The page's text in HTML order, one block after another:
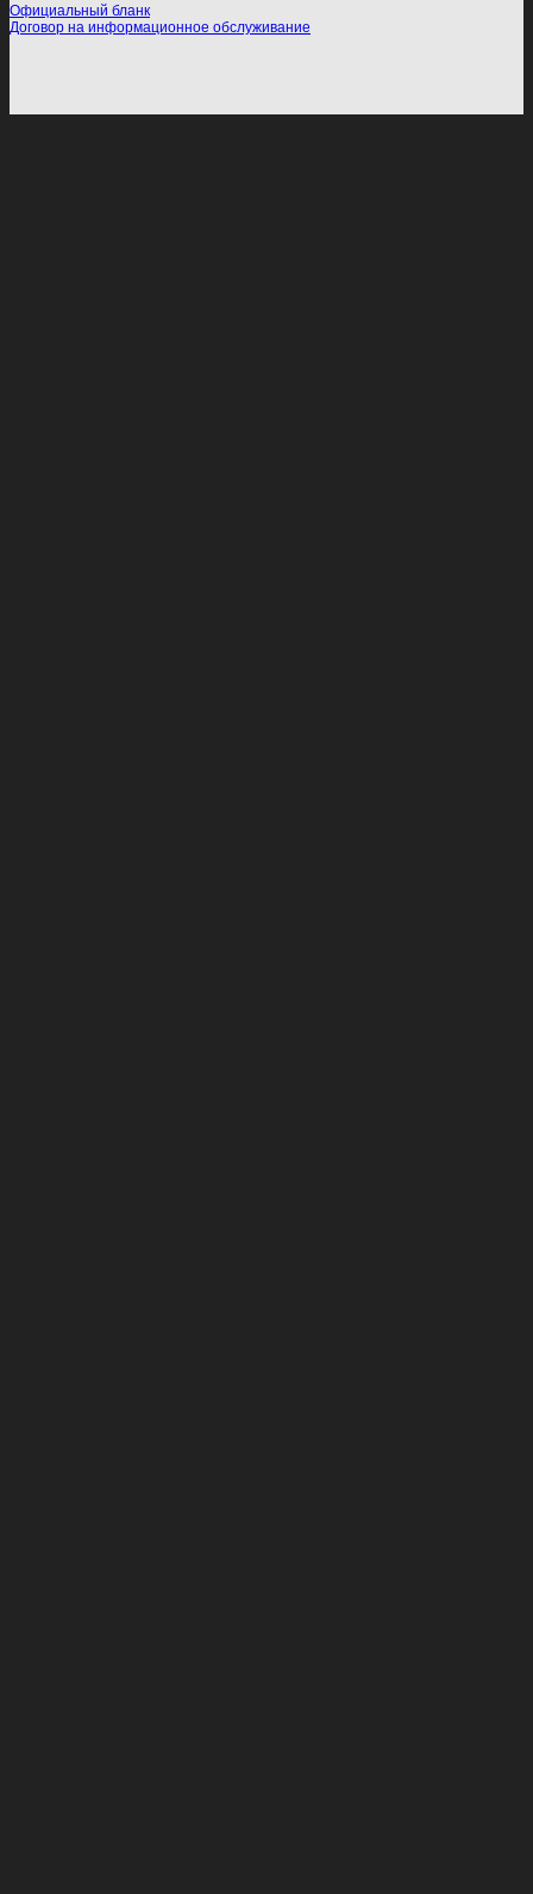
Официальный бланк
Договор на информационное обслуживание